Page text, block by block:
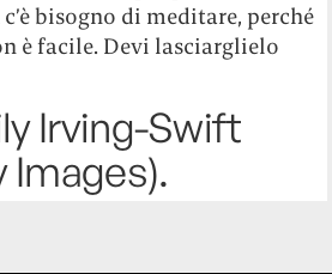
bisogno di meditare, perché
è facile. Devi lasciarglielo
Irving-Swift
Images).